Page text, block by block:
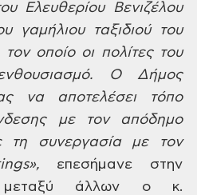
Ελευθερίου Βενιζέλου
γαμήλιου ταξιδιού του
οποίο οιπολίτες του
Ο Δήμος
νααποτελέσει τόπο
με τον απόδημο
τη συνεργασία με τον
επεσήμανε στην
μεταξύ άλλων ο κ.